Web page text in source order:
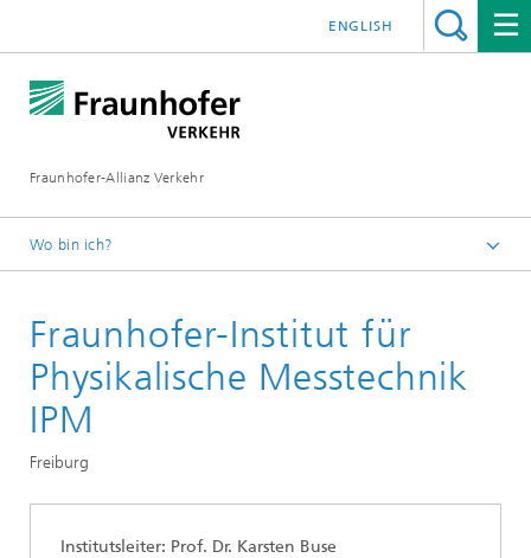
Fraunhofer-Allianz Verkehr
ENGLISH
Wo bin ich?
Mitglieder
Fraunhofer-Institut für
Physikalische Messtechnik
IPM
Freiburg
Institutsleiter: Prof. Dr. Karsten Buse